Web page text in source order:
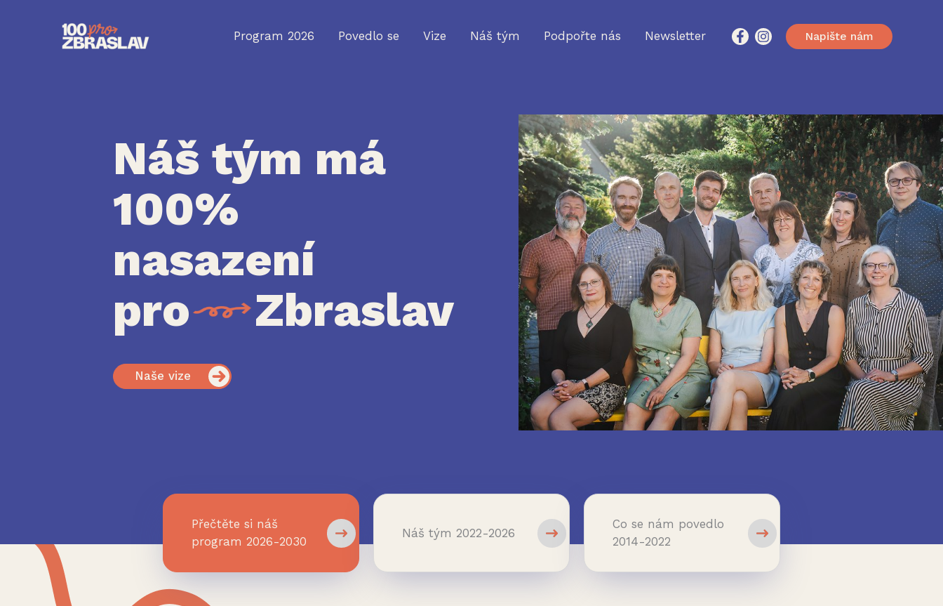
Program 2026 Povedlo se Vize Náš tým Podpořte nás Newsletter Napište nám
Náš tým má
100%
nasazení
pro
Zbraslav
Naše vize
Přečtěte si náš
program 2026-2030
Náš tým 2022-2026
Co se nám povedlo
2014-2022